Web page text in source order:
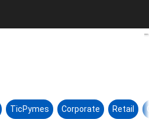
cifra de negocio de AMD
TicPymes Corporate Retail